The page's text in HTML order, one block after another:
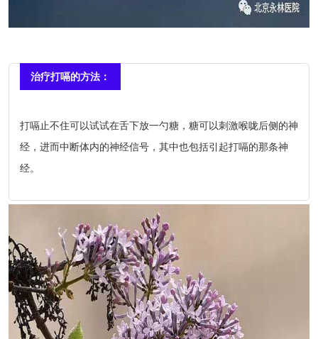
治疗打嗝的方法：
打嗝止不住可以试试在舌下放一勺糖，糖可以刺激喉咙后侧的神
经，进而中断体内的神经信号，其中也包括引起打嗝的那条神
经。